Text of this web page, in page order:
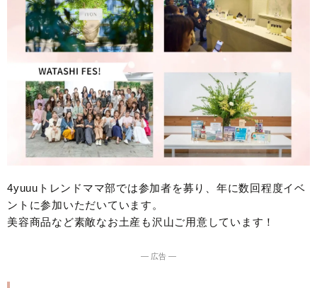
4yuuuトレンドママ部では参加者を募り、年に数回程度イベ
ントに参加いただいています。
美容商品など素敵なお土産も沢山ご用意しています！
― 広告 ―